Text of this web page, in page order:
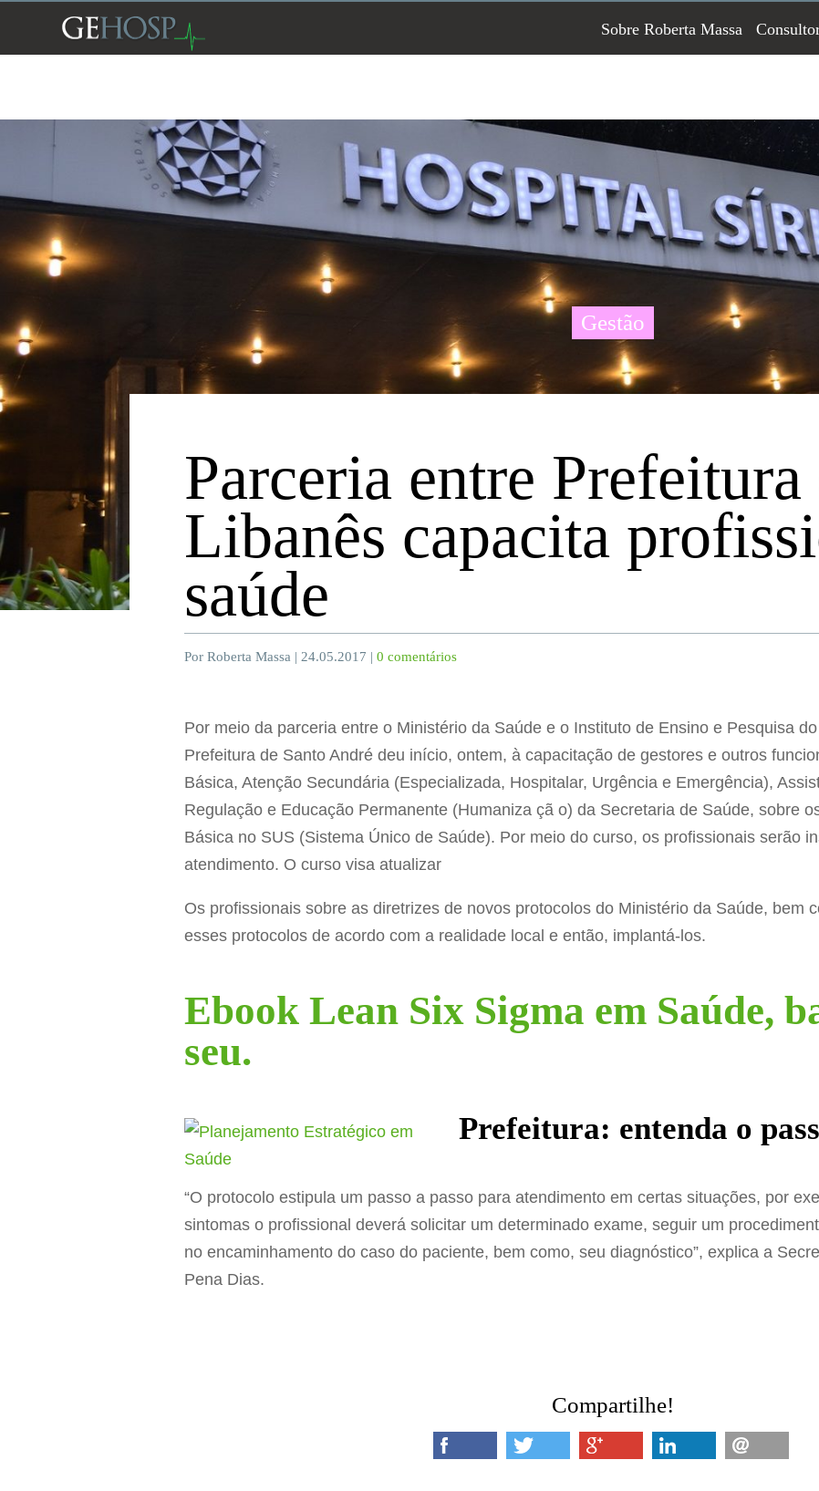
Sobre Roberta Massa
Gestão
Parceria entre
Libanês capacita
saúde
Por Roberta Massa | 24.05.2017 | 0 comentários
Por meio da parceria entre o Ministério da Saúde e o Instituto de Ensino e Pesquisa
Prefeitura de Santo André deu início, ontem, à capacitação de gestores e outros
Básica, Atenção Secundária (Especializada, Hospitalar, Urgência e Emergência),
Regulação e Educação Permanente (Humaniza çã o) da Secretaria de Saúde, sobre
Básica no SUS (Sistema Único de Saúde). Por meio do curso, os profissionais serão
atendimento. O curso visa atualizar
Os profissionais sobre as diretrizes de novos protocolos do Ministério da Saúde, bem
esses protocolos de acordo com a realidade local e então, implantá-los.
Ebook Lean Six Sigma em Saúde,
seu.
Prefeitura: entenda o
“O protocolo estipula um passo a passo para atendimento em certas situações, por
sintomas o profissional deverá solicitar um determinado exame, seguir um
no encaminhamento do caso do paciente, bem como, seu diagnóstico”, explica a
Pena Dias.
Compartilhe!